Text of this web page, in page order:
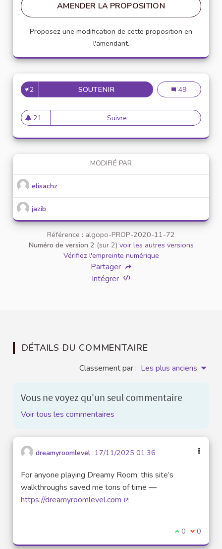
AMENDER LA PROPOSITION
Proposez une modification de cette proposition en
l'amendant.
2 SOUTENIRPRÉVENTION CONTRE LE
Prévention
49
21
21 abonnés
Suivre Prévention contre le
MODIFIÉ PAR
elisachz
jazib
Référence : algopo-PROP-2020-11-72
Numéro de version 2 (sur 2) voir les autres versions
Vérifiez l'empreinte numérique
Partager
Intégrer
DÉTAILS DU COMMENTAIRE
Classement par : Les plus anciens
Vous ne voyez qu'un seul commentaire
Voir tous les commentaires
dreamyroomlevel 17/11/2025 01:36
For anyone playing Dreamy Room, this site’s
walkthroughs saved me tons of time —
https://dreamyroomlevel.com
Je suis
0 Je ne
0